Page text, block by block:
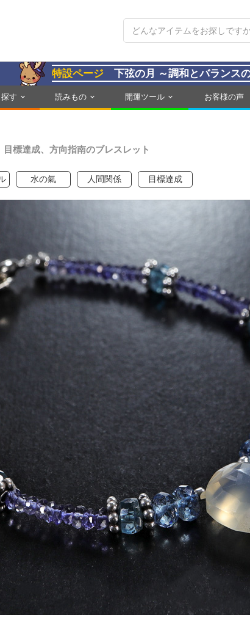
特設ページ 下弦の月 ～調和とバランス
す 読みもの 開運ツール お客様の声
｜目標達成、方向指南のブレスレット
水の氣 人間関係 目標達成